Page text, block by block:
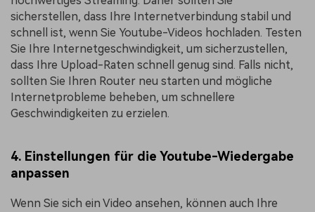
sicherstellen, dass Ihre Internetverbindung stabil und
schnell ist, wenn Sie Youtube-Videos hochladen. Testen
Sie Ihre Internetgeschwindigkeit, um sicherzustellen,
dass Ihre Upload-Raten schnell genug sind. Falls nicht,
sollten Sie Ihren Router neu starten und mögliche
Internetprobleme beheben, um schnellere
Geschwindigkeiten zu erzielen.
4. Einstellungen für die Youtube-Wiedergabe
anpassen
Wenn Sie sich ein Video ansehen, können auch Ihre